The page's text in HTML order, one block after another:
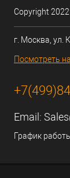
Copyright
г. Москва, ул.
Посмотреть
Email:
График